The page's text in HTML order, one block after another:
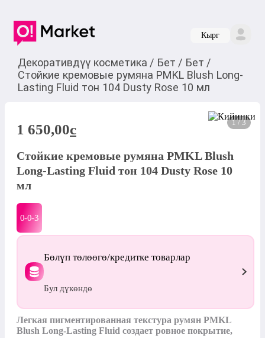
Кырг
Декоративдүү косметика / Бет / Бет /
Стойкие кремовые румяна PMKL Blush Long-
Lasting Fluid тон 104 Dusty Rose 10 мл
1 / 3
1 650,00c
Стойкие кремовые румяна PMKL Blush
Long-Lasting Fluid тон 104 Dusty Rose 10
мл
0-0-3
Бөлүп төлөөгө/кредитке товарлар
Бул дүкөндө
Легкая пигментированная текстура румян PMKL
Blush Long-Lasting Fluid создает ровное покрытие,